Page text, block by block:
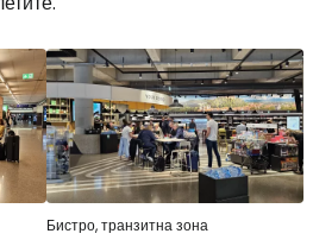
Бистро, транзитна зона